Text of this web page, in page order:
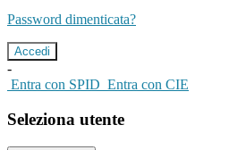
Password dimenticata?
-
Entra con SPID Entra con CIE
Seleziona utente